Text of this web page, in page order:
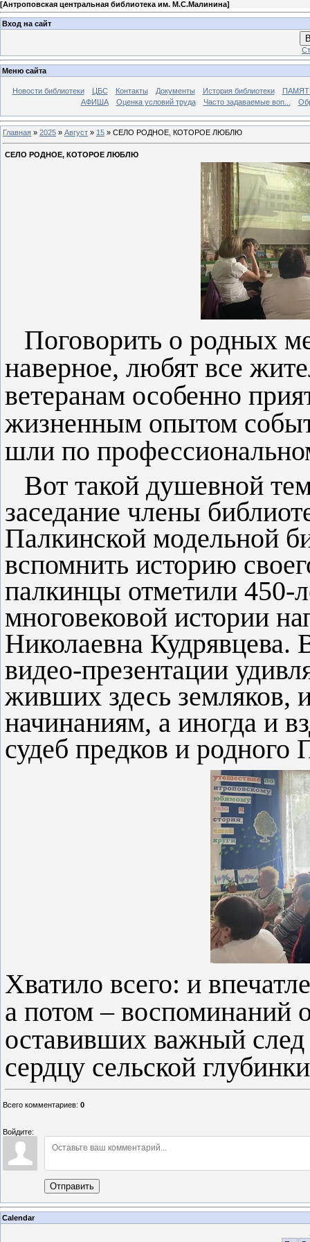
[Антроповская центральная библиотека им. М.С.Малинина]
Вход на сайт
Меню сайта
Новости библиотеки ЦБС Контакты Документы История библиотеки
АФИША
Оценка условий труда Часто задаваемые воп...
Главная » 2025 » Август » 15 » СЕЛО РОДНОЕ, КОТОРОЕ ЛЮБЛЮ
СЕЛО РОДНОЕ, КОТОРОЕ ЛЮБЛЮ
Поговорить о родных
наверное, любят все
ветеранам особенно
жизненным опытом
шли по
Вот такой душевной
заседание члены
Палкинской модельной
вспомнить историю
палкинцы отметили 450-
многовековой истории
Николаевна Кудрявцева.
видео-презентации
живших здесь земляков,
начинаниям, а иногда и
судеб предков и родного
Хватило всего: и
а потом –
оставивших важный
сердцу сельской
Всего комментариев: 0
Войдите:
Отправить
Calendar